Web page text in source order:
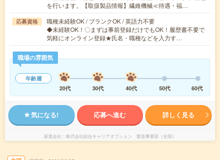
を行います。【取扱製品情報】繊維機械≪待遇・福…
応募資格
職種未経験OK / ブランクOK / 英語力不要
◆未経験OK！〇まずは事前登録だけでもOK！履歴書不要で
気軽にオンライン登録★氏名・職種などを入力す…
職場の雰囲気
年齢層
20代
30代 40代 50代 60代
気になる! 応募へ進む 詳しく見る
派遣会社 株式会社綜合キャリアオプション 製造事業部（全国）